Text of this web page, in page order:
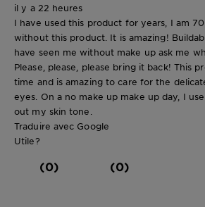
il y a 22 heures
I have used this product for years, I am 70
without this product. It is amazing!
have seen me without make up ask me
Please, please, please bring it back! This
time and is amazing to care for the
eyes. On a no make up make up day, I
out my skin tone.
Traduire avec Google
Utile?
(0) (0)